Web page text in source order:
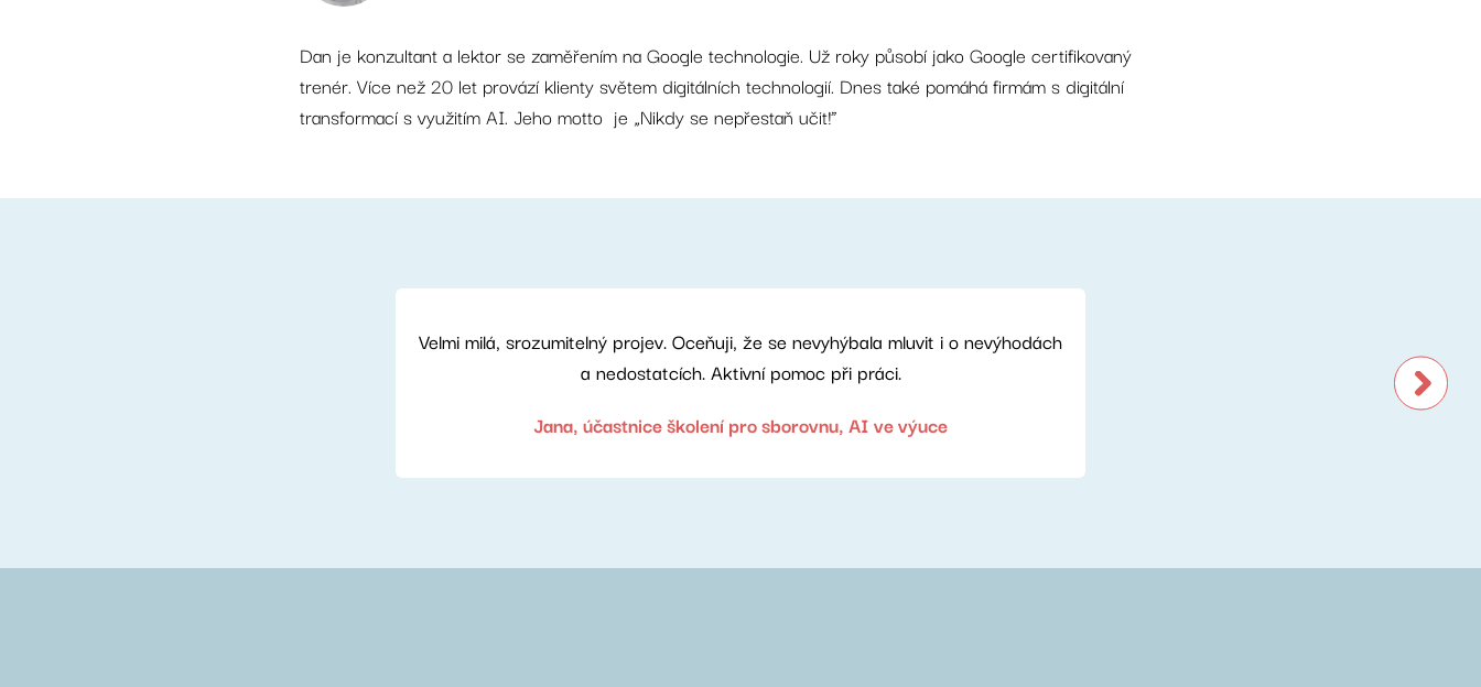
Dan je konzultant a lektor se zaměřením na Google technologie. Už roky působí jako Google certifikovaný
trenér. Více než 20 let provází klienty světem digitálních technologií. Dnes také pomáhá firmám s digitální
transformací s využitím AI. Jeho motto je „Nikdy se nepřestaň učit!”
Velmi milá, srozumitelný projev. Oceňuji, že se nevyhýbala mluvit i o nevýhodách
a nedostatcích. Aktivní pomoc při práci.
Jana, účastnice školení pro sborovnu, AI ve výuce